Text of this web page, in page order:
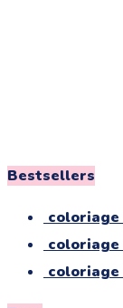
Bestsellers